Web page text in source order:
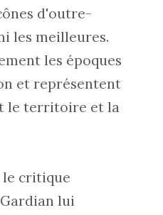
d'outre-
les meilleures.
les époques
et représentent
le territoire et la
le critique
lui